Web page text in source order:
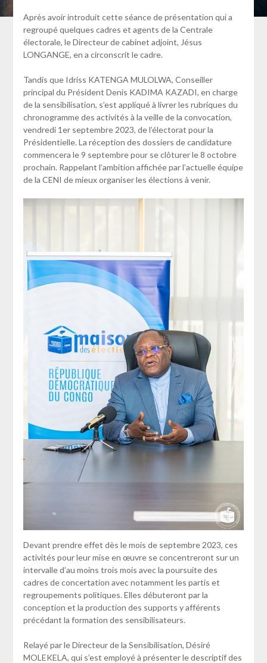
Après avoir introduit cette séance de présentation qui a
regroupé quelques cadres et agents de la Centrale
électorale, le Directeur de cabinet adjoint, Jésus
LONGANGE, en a circonscrit le cadre.
Tandis que Idriss KATENGA MULOLWA, Conseiller
principal du Président Denis KADIMA KAZADI, en charge
de la sensibilisation, s’est appliqué à livrer les rubriques du
chronogramme des activités à la veille de la convocation,
vendredi 1er septembre 2023, de l’électorat pour la
Présidentielle. La réception des dossiers de candidature
commencera le 9 septembre pour se clôturer le 8 octobre
prochain. Rappelant l’ambition affichée par l’actuelle équipe
de la CENI de mieux organiser les élections à venir.
Devant prendre effet dès le mois de septembre 2023, ces
activités pour leur mise en œuvre se concentreront sur un
intervalle d’au moins trois mois avec la poursuite des
cadres de concertation avec notamment les partis et
regroupements politiques. Elles débuteront par la
conception et la production des supports y afférents
précédant la formation des sensibilisateurs.
Relayé par le Directeur de la Sensibilisation, Désiré
MOLEKELA, qui s’est employé à présenter le descriptif des